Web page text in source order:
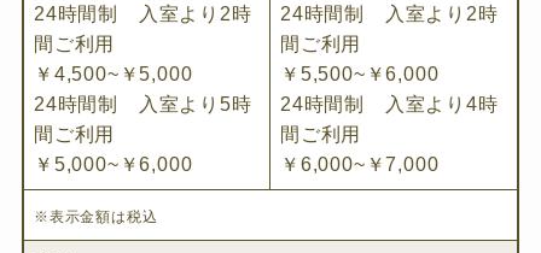
24時間制 入室より2時
間ご利用
￥4,500~￥5,000
24時間制 入室より5時
間ご利用
￥5,000~￥6,000
24時間制 入室より2時
間ご利用
￥5,500~￥6,000
24時間制 入室より4時
間ご利用
￥6,000~￥7,000
※表示金額は税込